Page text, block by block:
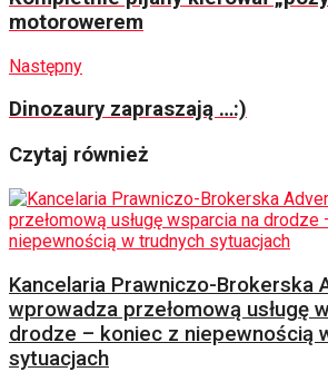
motorowerem
Następny
Dinozaury zapraszają …:)
Czytaj również
Kancelaria Prawniczo-Brokerska
wprowadza przełomową usługę
drodze – koniec z niepewnością
sytuacjach